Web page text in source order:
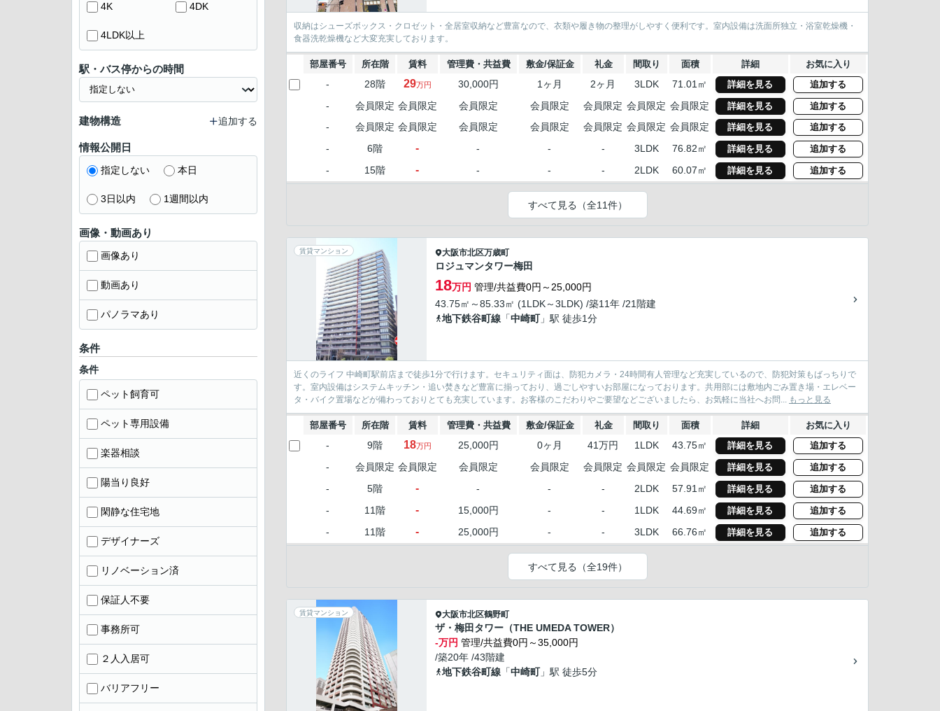
収納はシューズボックス・クロゼット・全居室収納など豊富なので、衣類や履き物の整理がしやすく便利です。室内設備は洗面所独立・浴室乾燥機・
食器洗乾燥機など大変充実しております。
部屋番号 所在階 賃料 管理費・共益費 敷金/保証金 礼金 間取り 面積 詳細 お気に入り
- 28階 29万円 30,000円 1ヶ月 2ヶ月 3LDK 71.01㎡ 詳細を見る 追加する
- 会員限定 会員限定 会員限定 会員限定 会員限定 会員限定 会員限定 詳細を見る 追加する
- 会員限定 会員限定 会員限定 会員限定 会員限定 会員限定 会員限定 詳細を見る 追加する
- 6階 - - - - 3LDK 76.82㎡ 詳細を見る 追加する
- 15階 - - - - 2LDK 60.07㎡ 詳細を見る 追加する
すべて見る（全11件）
賃貸マンション 大阪市北区万歳町
ロジュマンタワー梅田
18万円 管理/共益費0円～25,000円
43.75㎡～85.33㎡ (1LDK～3LDK) /築11年 /21階建
地下鉄谷町線 「中崎町」駅 徒歩1分
近くのライフ 中崎町駅前店まで徒歩1分で行けます。セキュリティ面は、防犯カメラ・24時間有人管理など充実しているので、防犯対策もばっちりで
す。室内設備はシステムキッチン・追い焚きなど豊富に揃っており、過ごしやすいお部屋になっております。共用部には敷地内ごみ置き場・エレベー
タ・バイク置場などが備わっておりとても充実しています。お客様のこだわりやご要望などございましたら、お気軽に当社へお問... もっと見る
部屋番号 所在階 賃料 管理費・共益費 敷金/保証金 礼金 間取り 面積 詳細 お気に入り
- 9階 18万円 25,000円 0ヶ月 41万円 1LDK 43.75㎡ 詳細を見る 追加する
- 会員限定 会員限定 会員限定 会員限定 会員限定 会員限定 会員限定 詳細を見る 追加する
- 5階 - - - - 2LDK 57.91㎡ 詳細を見る 追加する
- 11階 - 15,000円 - - 1LDK 44.69㎡ 詳細を見る 追加する
- 11階 - 25,000円 - - 3LDK 66.76㎡ 詳細を見る 追加する
すべて見る（全19件）
賃貸マンション 大阪市北区鶴野町
ザ・梅田タワー（THE UMEDA TOWER）
-万円 管理/共益費0円～35,000円
/築20年 /43階建
地下鉄谷町線 「中崎町」駅 徒歩5分
4K 4DK
4LDK以上
駅・バス停からの時間
建物構造 追加する
情報公開日
指定しない 本日
3日以内 1週間以内
画像・動画あり
画像あり
動画あり
パノラマあり
条件
条件
ペット飼育可
ペット専用設備
楽器相談
陽当り良好
閑静な住宅地
デザイナーズ
リノベーション済
保証人不要
事務所可
２人入居可
バリアフリー